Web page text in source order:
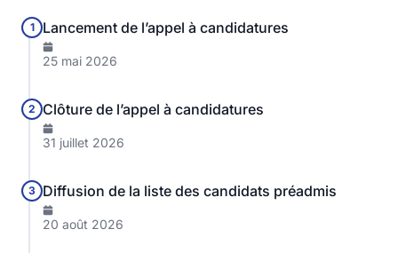
1 Lancement de l’appel à candidatures
25 mai 2026
2 Clôture de l’appel à candidatures
31 juillet 2026
3 Diffusion de la liste des candidats préadmis
20 août 2026